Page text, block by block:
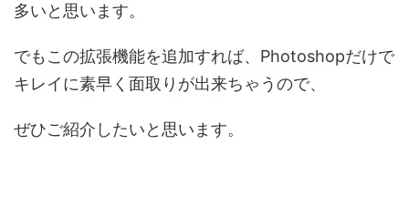
多いと思います。
でもこの拡張機能を追加すれば、Photoshopだけで
キレイに素早く面取りが出来ちゃうので、
ぜひご紹介したいと思います。